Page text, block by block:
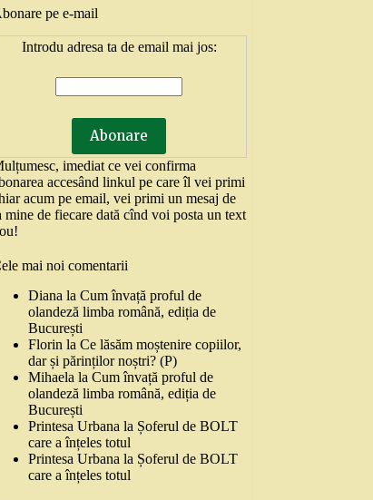
pe e-mail
Introdu adresa ta de email mai jos:
imediat ce vei confirma
accesând linkul pe care îl vei primi
acum pe email, vei primi un mesaj de
mine de fiecare dată cînd voi posta un text
mai noi comentarii
Diana laCum învață proful de
olandeză limba română, ediția de
București
Florin laCe lăsăm moștenire copiilor,
dar și părinților noștri? (P)
Mihaela laCum învață proful de
olandeză limba română, ediția de
București
Printesa Urbana la Șoferul de BOLT
care a înțeles totul
Printesa Urbana la Șoferul de BOLT
care a înțeles totul